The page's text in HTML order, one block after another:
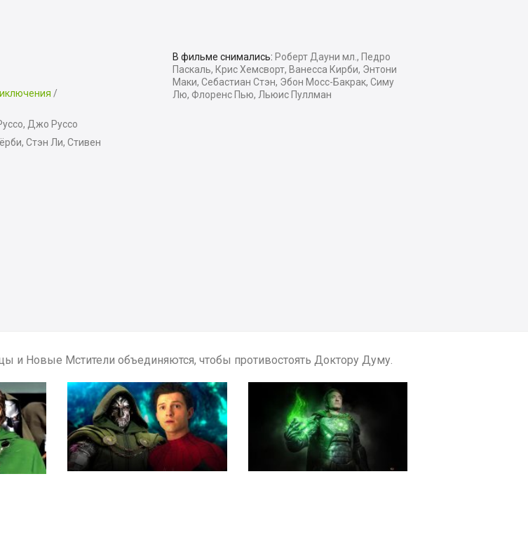
/
Джо Руссо
Стэн Ли, Стивен
В фильме снимались: Роберт Дауни мл., Педро
Паскаль, Крис Хемсворт, Ванесса Кирби, Энтони
Маки, Себастиан Стэн, Эбон Мосс-Бакрак, Симу
Лю, Флоренс Пью, Льюис Пуллман
и Новые Мстители объединяются, чтобы противостоять Доктору Думу.